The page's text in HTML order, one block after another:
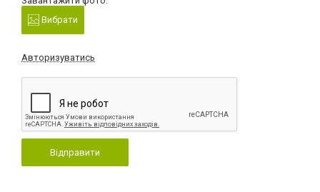
Вибрати
Авторизуватись
Відправити